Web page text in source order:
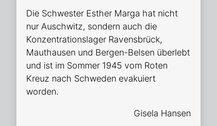
Die Schwester Esther Marga hat nicht
nur Auschwitz, sondern auch die
Konzentrationslager Ravensbrück,
Mauthausen und Bergen-Belsen überlebt
und ist im Sommer 1945 vom Roten
Kreuz nach Schweden evakuiert
worden.
Gisela Hansen